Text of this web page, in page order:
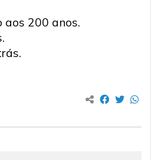
aos 200 anos.